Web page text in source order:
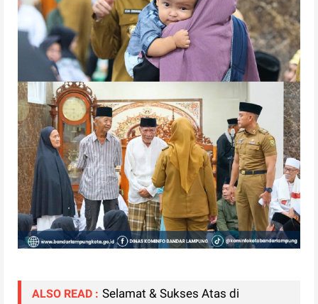
ALSO READ : Selamat & Sukses Atas di